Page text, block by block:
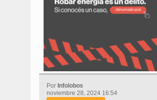
Por Infolobos
noviembre 28, 2024 16:54